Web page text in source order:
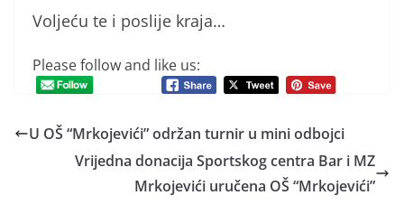
Voljeću te i poslije kraja…
Please follow and like us:
U OŠ “Mrkojevići” održan turnir u mini odbojci
Vrijedna donacija Sportskog centra Bar i MZ
Mrkojevići uručena OŠ “Mrkojevići”